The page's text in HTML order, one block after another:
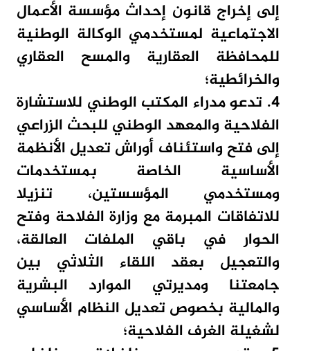
إلى إخراج قانون إحداث مؤسسة الأعمال
الاجتماعية لمستخدمي الوكالة الوطنية
للمحافظة العقارية والمسح العقاري
والخرائطية؛
4. تدعو مدراء المكتب الوطني للاستشارة
الفلاحية والمعهد الوطني للبحث الزراعي
إلى فتح واستئناف أوراش تعديل الأنظمة
الأساسية الخاصة بمستخدمات
ومستخدمي المؤسستين، تنزيلا
للاتفاقات المبرمة مع وزارة الفلاحة وفتح
الحوار في باقي الملفات العالقة،
والتعجيل بعقد اللقاء الثلاثي بين
جامعتنا ومديرتي الموارد البشرية
والمالية بخصوص تعديل النظام الأساسي
لشغيلة الغرف الفلاحية؛